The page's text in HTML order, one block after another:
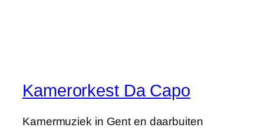
Kamerorkest Da Capo
Kamermuziek in Gent en daarbuiten